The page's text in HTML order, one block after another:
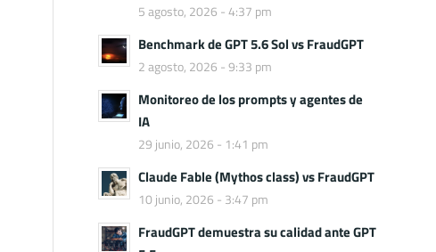
5 agosto, 2026 - 4:37 pm
Benchmark de GPT 5.6 Sol vs FraudGPT
2 agosto, 2026 - 9:33 pm
Monitoreo de los prompts y agentes de
IA
29 junio, 2026 - 1:41 pm
Claude Fable (Mythos class) vs FraudGPT
10 junio, 2026 - 3:47 pm
FraudGPT demuestra su calidad ante GPT